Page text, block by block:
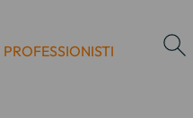
PROFESSIONISTI